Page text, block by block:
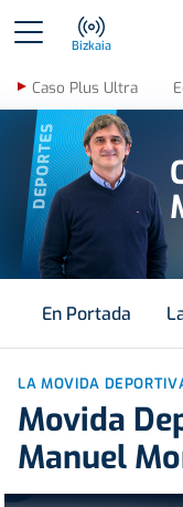
Bizkaia
Caso Plus Ultra
DEPORTES
En Portada
LA MOVIDA
Movida
Manuel